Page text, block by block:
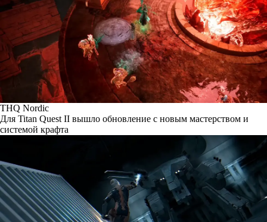
THQ Nordic
Для Titan Quest II вышло обновление с новым мастерством и
системой крафта